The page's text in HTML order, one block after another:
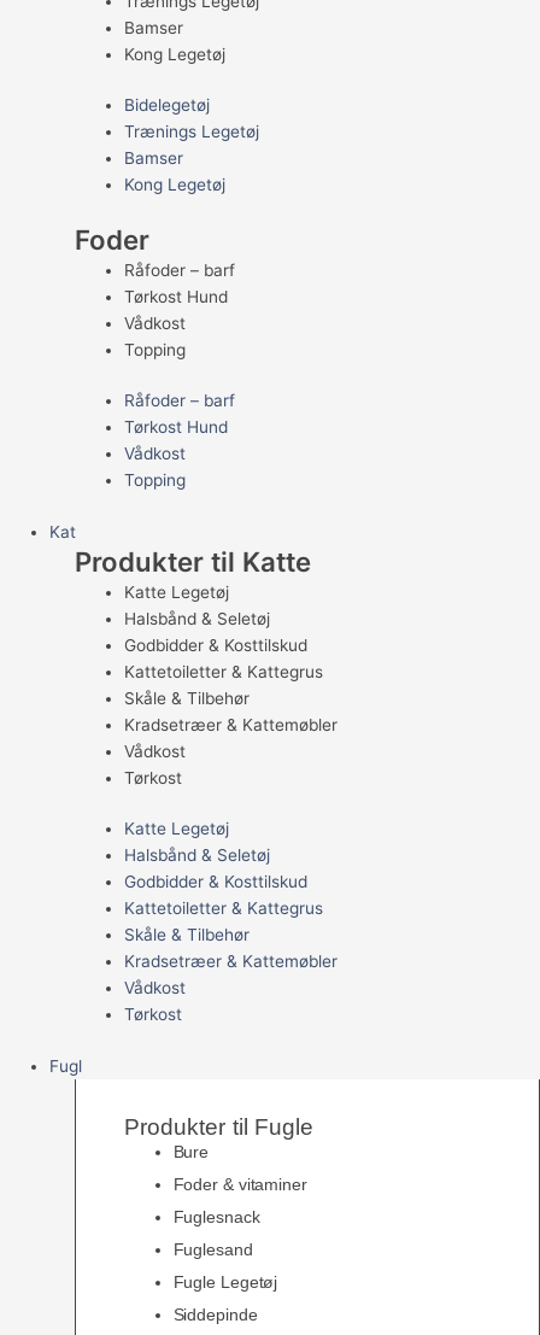
Bamser
Kong Legetøj
Bidelegetøj
Trænings Legetøj
Bamser
Kong Legetøj
Foder
Råfoder – barf
Tørkost Hund
Vådkost
Topping
Råfoder – barf
Tørkost Hund
Vådkost
Topping
Kat
Produkter til Katte
Katte Legetøj
Halsbånd & Seletøj
Godbidder & Kosttilskud
Kattetoiletter & Kattegrus
Skåle & Tilbehør
Kradsetræer & Kattemøbler
Vådkost
Tørkost
Katte Legetøj
Halsbånd & Seletøj
Godbidder & Kosttilskud
Kattetoiletter & Kattegrus
Skåle & Tilbehør
Kradsetræer & Kattemøbler
Vådkost
Tørkost
Fugl
Produkter til Fugle
Bure
Foder & vitaminer
Fuglesnack
Fuglesand
Fugle Legetøj
Siddepinde